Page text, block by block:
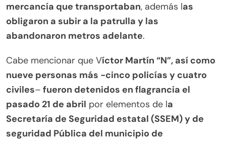
mercancía que transportaban, además las
obligaron a subir a la patrulla y las
abandonaron metros adelante.
Cabe mencionar que Víctor Martín “N”, así como
nueve personas más -cinco policías y cuatro
civiles– fueron detenidos en flagrancia el
pasado 21 de abril por elementos de la
Secretaría de Seguridad estatal (SSEM) y de
seguridad Pública del municipio de